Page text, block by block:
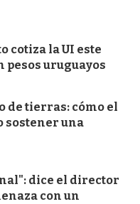
cotiza la UI este
pesos uruguayos
de tierras: cómo el
sostener una
dice el director
con un